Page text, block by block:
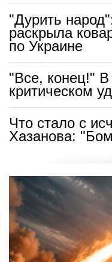
"Дурить
раскрыла
по Украине
"Все, конец!"
критическом
Что стало с
Хазанова: